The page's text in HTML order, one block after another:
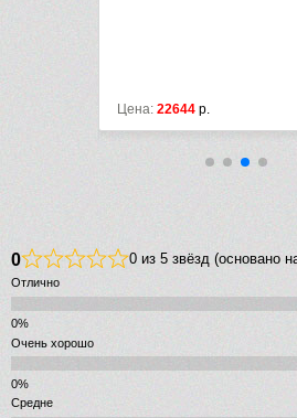
Цена: 22644 р.
0 0 из 5 звёзд (основано
Отлично
Очень хорошо
Средне